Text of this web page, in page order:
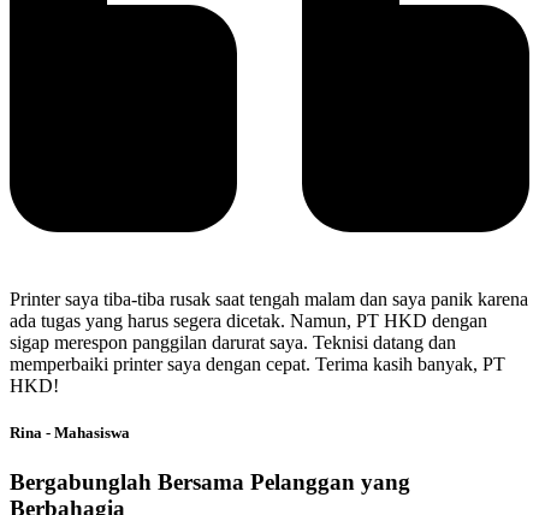
Printer saya tiba-tiba rusak saat tengah malam dan saya panik karena
ada tugas yang harus segera dicetak. Namun, PT HKD dengan
sigap merespon panggilan darurat saya. Teknisi datang dan
memperbaiki printer saya dengan cepat. Terima kasih banyak, PT
HKD!
Rina - Mahasiswa
Bergabunglah Bersama Pelanggan yang
Berbahagia